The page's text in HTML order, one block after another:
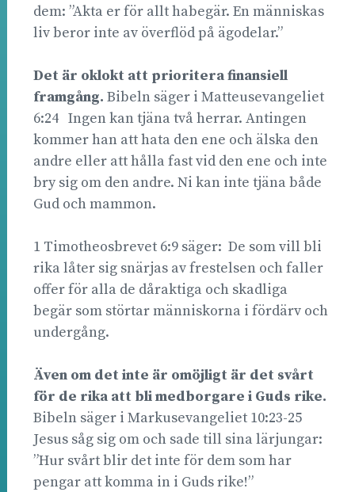
dem: ”Akta er för allt habegär. En människas
liv beror inte av överflöd på ägodelar.”
Det är oklokt att prioritera finansiell
framgång. Bibeln säger i Matteusevangeliet
6:24 Ingen kan tjäna två herrar. Antingen
kommer han att hata den ene och älska den
andre eller att hålla fast vid den ene och inte
bry sig om den andre. Ni kan inte tjäna både
Gud och mammon.
1 Timotheosbrevet 6:9 säger: De som vill bli
rika låter sig snärjas av frestelsen och faller
offer för alla de dåraktiga och skadliga
begär som störtar människorna i fördärv och
undergång.
Även om det inte är omöjligt är det svårt
för de rika att bli medborgare i Guds rike.
Bibeln säger i Markusevangeliet 10:23-25
Jesus såg sig om och sade till sina lärjungar:
”Hur svårt blir det inte för dem som har
pengar att komma in i Guds rike!”